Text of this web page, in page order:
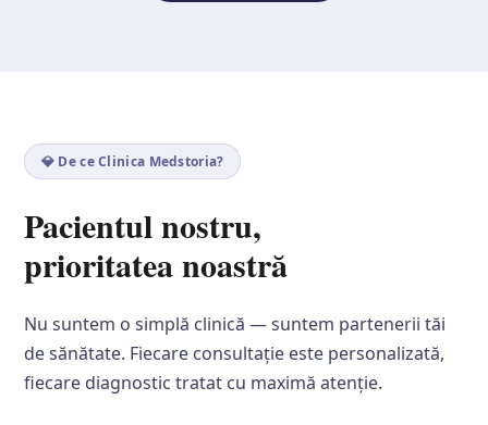
💎 De ce Clinica Medstoria?
Pacientul nostru,
prioritatea noastră
Nu suntem o simplă clinică — suntem partenerii tăi
de sănătate. Fiecare consultație este personalizată,
fiecare diagnostic tratat cu maximă atenție.